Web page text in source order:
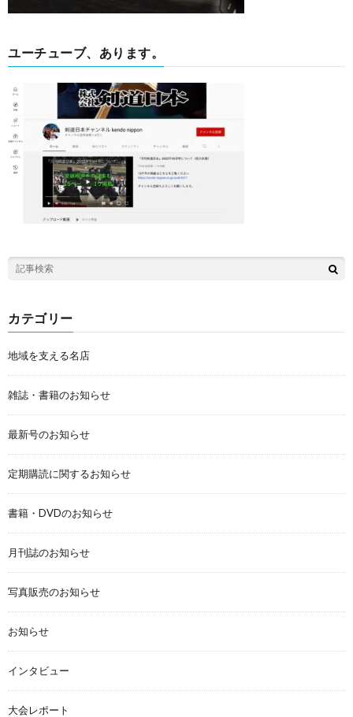
ユーチューブ、あります。
カテゴリー
地域を支える名店
雑誌・書籍のお知らせ
最新号のお知らせ
定期購読に関するお知らせ
書籍・DVDのお知らせ
月刊誌のお知らせ
写真販売のお知らせ
お知らせ
インタビュー
大会レポート